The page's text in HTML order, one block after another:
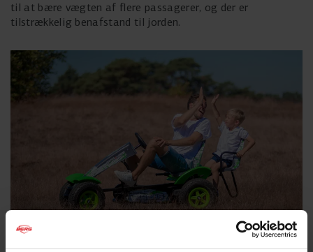
til at bære vægten af flere passagerer, og der er
tilstrækkelig benafstand til jorden.